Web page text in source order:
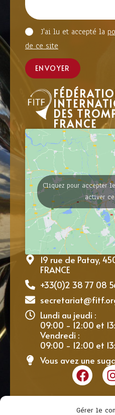
Gérer le
J'ai lu et accepté la
de ce site
ENVOYER
DES
FRANCE
Cliquez pour accepter
activer
19 rue de Patay,
FRANCE
+33(0)2 38 77 08
Lundi au jeudi :
09:00 - 12:00 et
Vendredi :
09:00 - 12:00 et
Vous avez une